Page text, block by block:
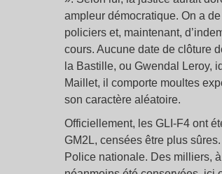
ampleur démocratique. On a
policiers et, maintenant,
cours. Aucune date de clôture
la Bastille, ou Gwendal Leroy,
Maillet, il comporte moultes
son caractère aléatoire.
Officiellement, les GLI-F4 ont
GM2L, censées être plus
Police nationale. Des milliers,